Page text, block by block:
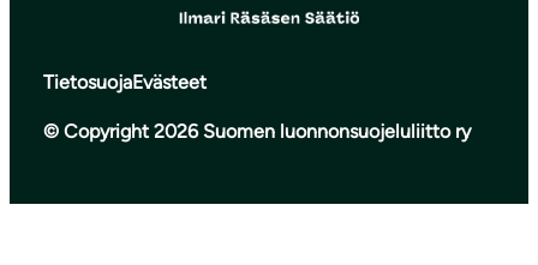
TietosuojaEvästeet
© Copyright 2026 Suomen luonnonsuojeluliitto ry